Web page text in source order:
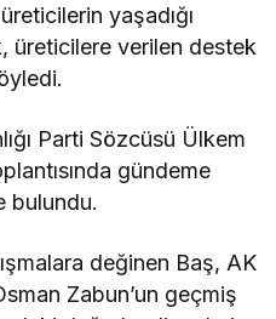
yaşadığı
üreticilere verilen destek
Parti Sözcüsü Ülkem
gündeme
bulundu.
değinen Baş, AK
Zabun’un geçmiş